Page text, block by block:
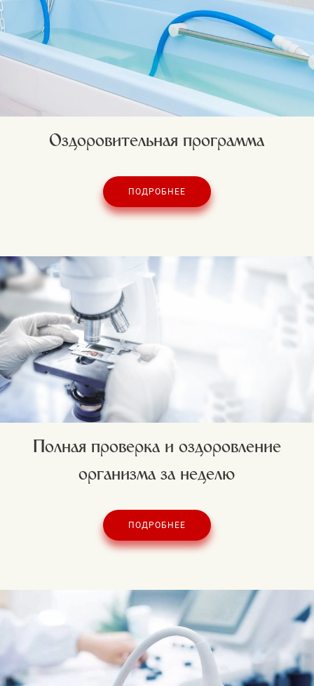
Оздоровительная программа
ПОДРОБНЕЕ
Полная проверка и оздоровление
организма за неделю
ПОДРОБНЕЕ